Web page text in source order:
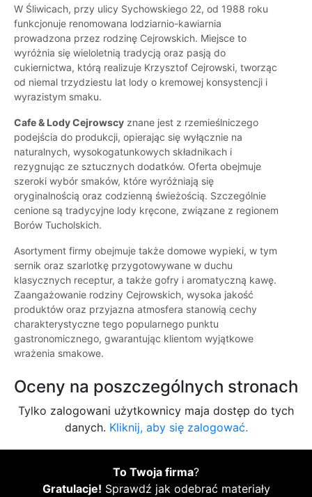
W Śliwicach, przy ulicy Sychowskiego 22, od 1988 roku
funkcjonuje renomowana lodziarnio-kawiarnia
prowadzona przez rodzinę Cejrowskich. Miejsce to
wyróżnia się wieloletnią tradycją oraz pasją do
cukiernictwa, którą realizuje Krzysztof Cejrowski, tworząc
od niemal trzydziestu lat lody o kremowej konsystencji i
wyrazistym smaku.
Cafe & Lody Cejrowscy znane jest z rzemieślniczego
podejścia do produkcji, opierając się wyłącznie na
naturalnych, wysokogatunkowych składnikach i
rezygnując ze sztucznych dodatków. Oferta obejmuje
szeroki wybór smaków, które wyróżniają się
oryginalnością oraz codzienną świeżością. Szczególnie
cenione są tradycyjne lody kręcone, związane z regionem
Borów Tucholskich.
Asortyment firmy obejmuje także domowe wypieki, w tym
sernik oraz szarlotkę przygotowywane w duchu
klasycznych receptur, a także gofry i aromatyczną kawę.
Zaangażowanie rodziny Cejrowskich, wysoka jakość
produktów oraz przyjazna atmosfera stanowią cechy
charakterystyczne tego popularnego punktu
gastronomicznego, gwarantując klientom wyjątkowe
wrażenia smakowe.
Oceny na poszczególnych stronach
Tylko zalogowani użytkownicy maja dostęp do tych
danych. Kliknij, aby się zalogować.
To Twoja firma?
Gratulacje! Sprawdź jak odebrać materiały